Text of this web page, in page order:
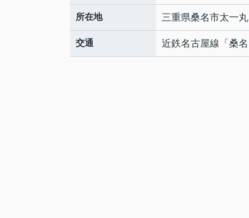
所在地 三重県桑名市太一丸
交通 近鉄名古屋線 「桑名